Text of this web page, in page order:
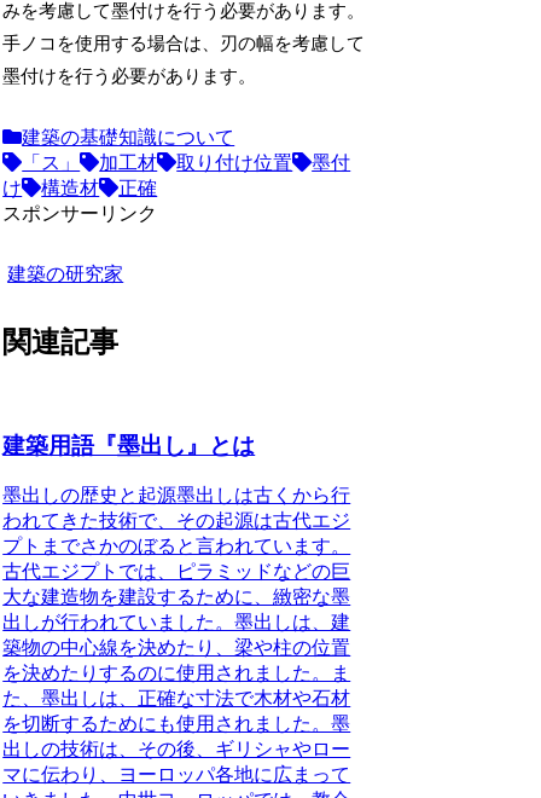
みを考慮して墨付けを行う必要があります。
手ノコを使用する場合は、刃の幅を考慮して
墨付けを行う必要があります。
建築の基礎知識について
「ス」
加工材 取り付け位置
墨付
け
構造材
正確
スポンサーリンク
建築の研究家
関連記事
建築用語『墨出し』とは
墨出しの歴史と起源墨出しは古くから行
われてきた技術で、その起源は古代エジ
プトまでさかのぼると言われています。
古代エジプトでは、ピラミッドなどの巨
大な建造物を建設するために、緻密な墨
出しが行われていました。墨出しは、建
築物の中心線を決めたり、梁や柱の位置
を決めたりするのに使用されました。ま
た、墨出しは、正確な寸法で木材や石材
を切断するためにも使用されました。墨
出しの技術は、その後、ギリシャやロー
マに伝わり、ヨーロッパ各地に広まって